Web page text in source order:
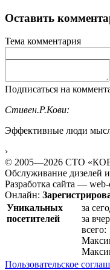
Оставить
Тема комментария
Подписаться на
Стивен.Р.Кови:
Эффективные люди
›
© 2005—2026 СТО
Обслуживание дизелей
Разработка сайта —
Онлайн:
Уникальных
посетителей
за
за
всего:
Пользовательское